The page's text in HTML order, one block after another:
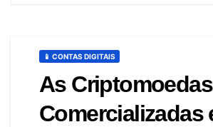
📱 CONTAS DIGITAIS
As
Comercializadas